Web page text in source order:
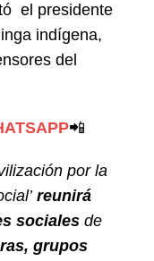
el presidente
indígena,
del
📲
por la
reunirá
sociales de
grupos